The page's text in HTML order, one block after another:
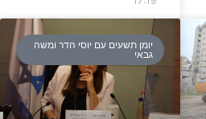
יומן תשעים עם יוסי הדר ומשה
גבאי